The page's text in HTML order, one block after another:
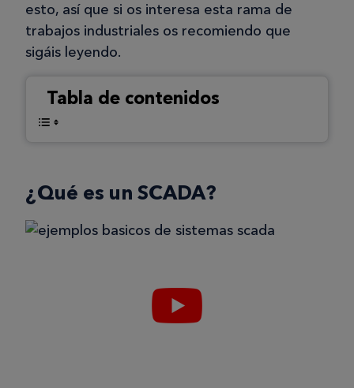
esto, así que si os interesa esta rama de
trabajos industriales os recomiendo que
sigáis leyendo.
Tabla de contenidos
¿Qué es un SCADA?